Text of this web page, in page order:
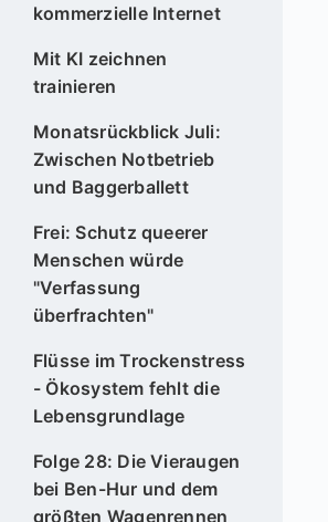
kommerzielle Internet
Mit KI zeichnen
trainieren
Monatsrückblick Juli:
Zwischen Notbetrieb
und Baggerballett
Frei: Schutz queerer
Menschen würde
"Verfassung
überfrachten"
Flüsse im Trockenstress
- Ökosystem fehlt die
Lebensgrundlage
Folge 28: Die Vieraugen
bei Ben-Hur und dem
größten Wagenrennen